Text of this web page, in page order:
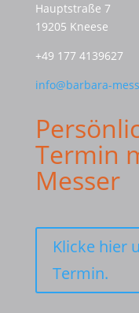
Hauptstraße 7
19205 Kneese
+49 177 4139627
info@barbara-
Termin
Messer
Klicke hier
Termin.